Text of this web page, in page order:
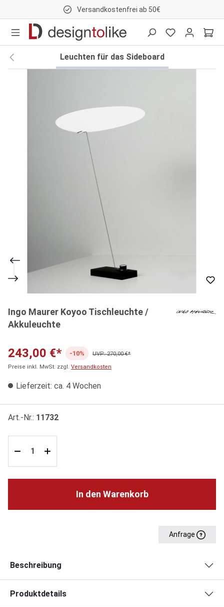
Versandkostenfrei ab 50€
Leuchten für das Sideboard
Ingo Maurer Koyoo Tischleuchte /
Akkuleuchte
243,00 €* -10%
UVP: 270,00 €*
Preise inkl. MwSt. zzgl. Versandkosten
Lieferzeit: ca. 4 Wochen
Art.-Nr.: 11732
In den Warenkorb
Anfrage
Beschreibung
Produktdetails